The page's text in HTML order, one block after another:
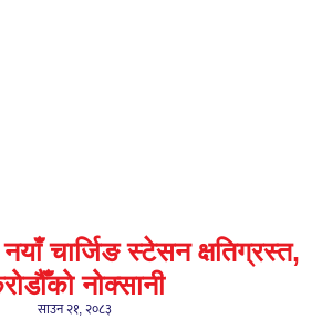
चार्जिङ स्टेसन क्षतिग्रस्त,
नोक्सानी
साउन २१, २०८३